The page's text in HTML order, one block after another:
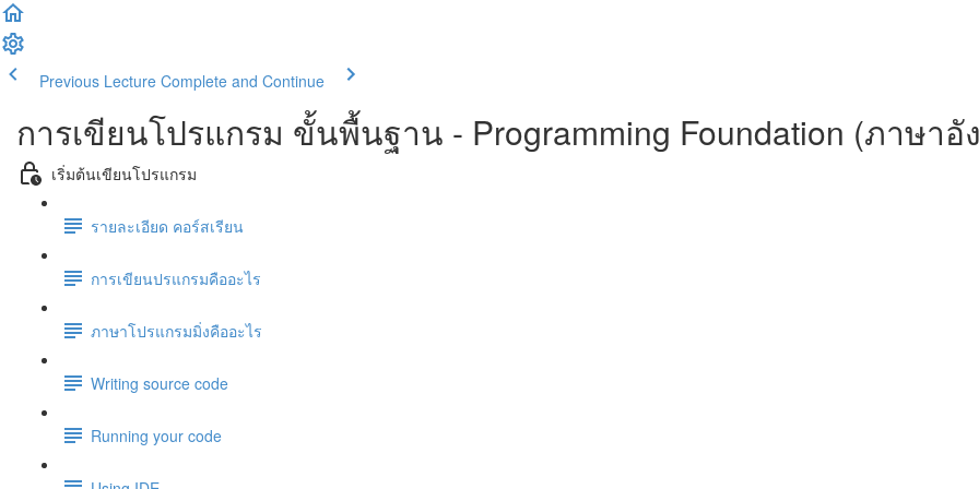
Previous Lecture Complete and Continue
การเขียนโปรแกรม ขั้นพื้นฐาน - Programming Foundation (ภาษาอั
เริ่มต้นเขียนโปรแกรม
รายละเอียด คอร์สเรียน
การเขียนปรแกรมคืออะไร
ภาษาโปรแกรมมิ่งคืออะไร
Writing source code
Running your code